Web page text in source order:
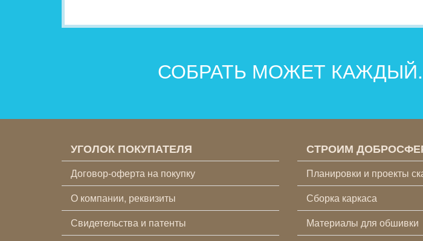
СОБРАТЬ МОЖЕТ
УГОЛОК ПОКУПАТЕЛЯ
Договор-оферта на покупку
О компании, реквизиты
Свидетельства и патенты
СТРОИМ
Планировки и проекты
Сборка каркаса
Материалы для обшивки